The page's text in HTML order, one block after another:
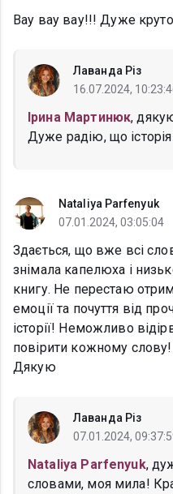
Вау вау вау!!! Дуже
Лаванда Різ
16.07.2024,
Ірина Мартинюк,
Дуже радію, що
Nataliya Parfenyuk
07.01.2024, 03:05:04
Здається, що вже всі
знімала капелюха і
книгу. Не перестаю
емоції та почуття від
історії! Неможливо
повірити кожному слову!
Дякую
Лаванда Різ
07.01.2024,
Nataliya Parfenyuk,
словами, моя мила!